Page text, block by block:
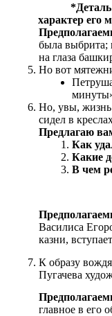
характер его
была выбрита;
на глаза
Но вот
Но, увы, жизнь
сидел в
Предлагаю
Как
Какие
В чем
Василиса
казни,
К образу
Пугачева
главное в его